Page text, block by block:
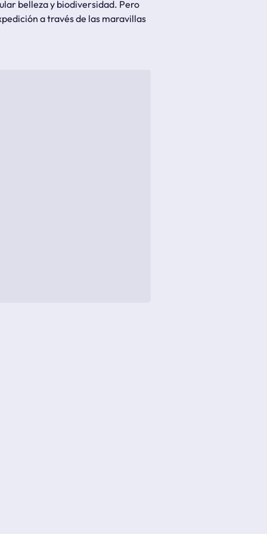
belleza y biodiversidad. Pero
a través de las maravillas